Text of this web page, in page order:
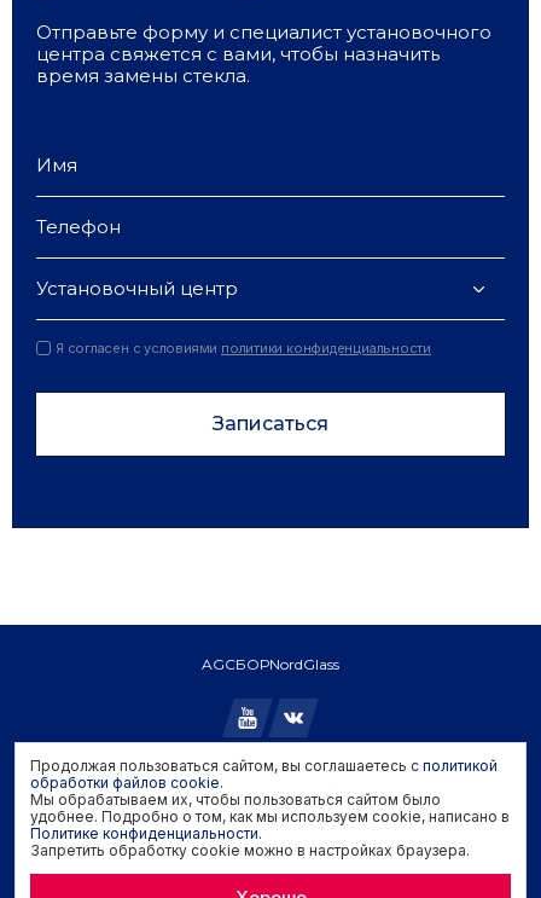
Отправьте форму и специалист установочного
центра свяжется с вами, чтобы назначить
время замены стекла.
Установочный центр
Я согласен с условиями политики конфиденциальности
Записаться
AGCБОРNordGlass
Copyright © 2026 AGC. All rights reserved.
Политика конфиденциальности
Политика обработки файлов cookie
Задать вопрос производителю
Продолжая пользоваться сайтом, вы соглашаетесь с политикой
обработки файлов cookie.
Мы обрабатываем их, чтобы пользоваться сайтом было
удобнее. Подробно о том, как мы используем cookie, написано в
Политике конфиденциальности.
Запретить обработку cookie можно в настройках браузера.